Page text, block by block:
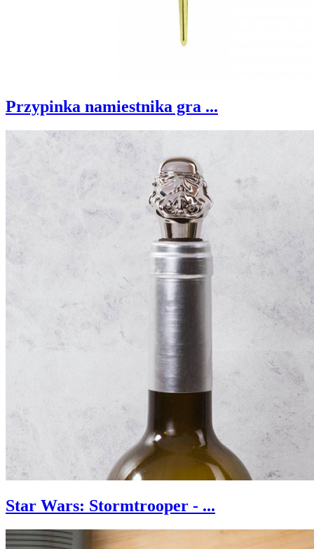
Przypinka namiestnika gra ...
Star Wars: Stormtrooper - ...